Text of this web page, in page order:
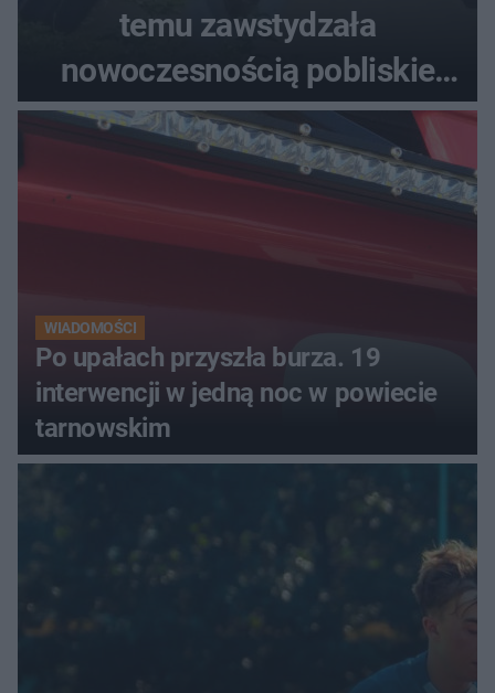
temu zawstydzała
nowoczesnością pobliskie
miasta. Prąd, telefon i
luksusowa auta
WIADOMOŚCI
Po upałach przyszła burza. 19
interwencji w jedną noc w powiecie
tarnowskim